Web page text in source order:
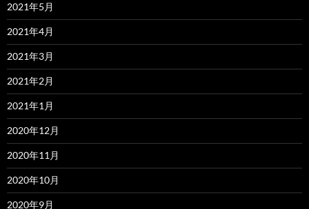
2021年5月
2021年4月
2021年3月
2021年2月
2021年1月
2020年12月
2020年11月
2020年10月
2020年9月